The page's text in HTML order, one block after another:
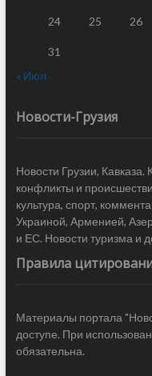
24 25 26
31
« Июл
Новости-Грузия
Новости Грузии,
конфликты и
культура, спорт,
Украиной, Арменией,
и ЕС. Новости туризма и
Правила
Материалы портала
доступе. При
обязательна.